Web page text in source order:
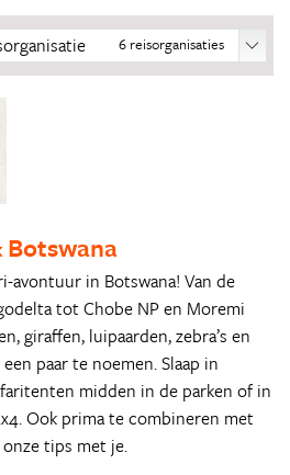
6 reisorganisaties
avontuur in Botswana! Van de
tot Chobe NP en Moremi
giraffen, luipaarden, zebra’s en
paar te noemen. Slaap in
midden in de parken of in
Ook prima te combineren met
tips met je.